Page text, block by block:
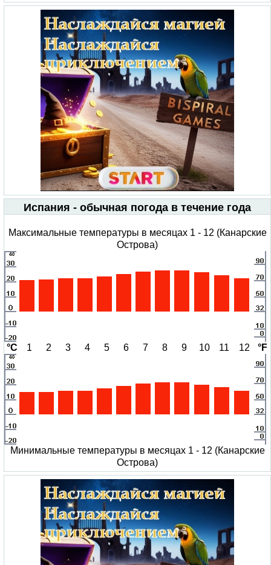
Испания - обычная погода в течение года
Максимальные температуры в месяцах 1 - 12 (Канарские
Острова)
°C 1 2 3 4 5 6 7 8 9 10 11 12 °F
Минимальные температуры в месяцах 1 - 12 (Канарские
Острова)